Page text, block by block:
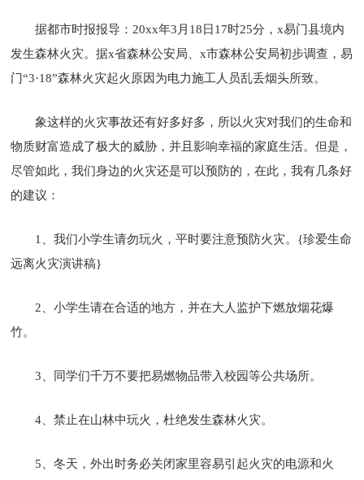
据都市时报报导：20xx年3月18日17时25分，x易门县境内
发生森林火灾。据x省森林公安局、x市森林公安局初步调查，易
门“3·18”森林火灾起火原因为电力施工人员乱丢烟头所致。
象这样的火灾事故还有好多好多，所以火灾对我们的生命和
物质财富造成了极大的威胁，并且影响幸福的家庭生活。但是，
尽管如此，我们身边的火灾还是可以预防的，在此，我有几条好
的建议：
1、我们小学生请勿玩火，平时要注意预防火灾。{珍爱生命
远离火灾演讲稿}
2、小学生请在合适的地方，并在大人监护下燃放烟花爆
竹。
3、同学们千万不要把易燃物品带入校园等公共场所。
4、禁止在山林中玩火，杜绝发生森林火灾。
5、冬天，外出时务必关闭家里容易引起火灾的电源和火